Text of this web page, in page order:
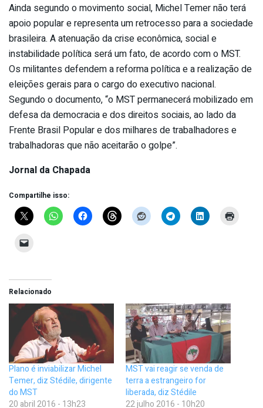
Ainda segundo o movimento social, Michel Temer não terá
apoio popular e representa um retrocesso para a sociedade
brasileira. A atenuação da crise econômica, social e
instabilidade política será um fato, de acordo com o MST.
Os militantes defendem a reforma política e a realização de
eleições gerais para o cargo do executivo nacional.
Segundo o documento, “o MST permanecerá mobilizado em
defesa da democracia e dos direitos sociais, ao lado da
Frente Brasil Popular e dos milhares de trabalhadores e
trabalhadoras que não aceitarão o golpe”.
Jornal da Chapada
Compartilhe isso:
Relacionado
Plano é inviabilizar Michel
Temer, diz Stédile, dirigente
do MST
20 abril 2016 - 13h23
MST vai reagir se venda de
terra a estrangeiro for
liberada, diz Stédile
22 julho 2016 - 10h20